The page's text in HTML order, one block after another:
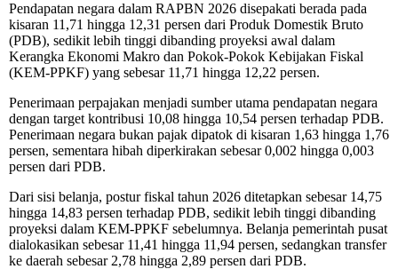
Pendapatan negara dalam RAPBN 2026 disepakati berada pada
kisaran 11,71 hingga 12,31 persen dari Produk Domestik Bruto
(PDB), sedikit lebih tinggi dibanding proyeksi awal dalam
Kerangka Ekonomi Makro dan Pokok-Pokok Kebijakan Fiskal
(KEM-PPKF) yang sebesar 11,71 hingga 12,22 persen.
Penerimaan perpajakan menjadi sumber utama pendapatan negara
dengan target kontribusi 10,08 hingga 10,54 persen terhadap PDB.
Penerimaan negara bukan pajak dipatok di kisaran 1,63 hingga 1,76
persen, sementara hibah diperkirakan sebesar 0,002 hingga 0,003
persen dari PDB.
Dari sisi belanja, postur fiskal tahun 2026 ditetapkan sebesar 14,75
hingga 14,83 persen terhadap PDB, sedikit lebih tinggi dibanding
proyeksi dalam KEM-PPKF sebelumnya. Belanja pemerintah pusat
dialokasikan sebesar 11,41 hingga 11,94 persen, sedangkan transfer
ke daerah sebesar 2,78 hingga 2,89 persen dari PDB.